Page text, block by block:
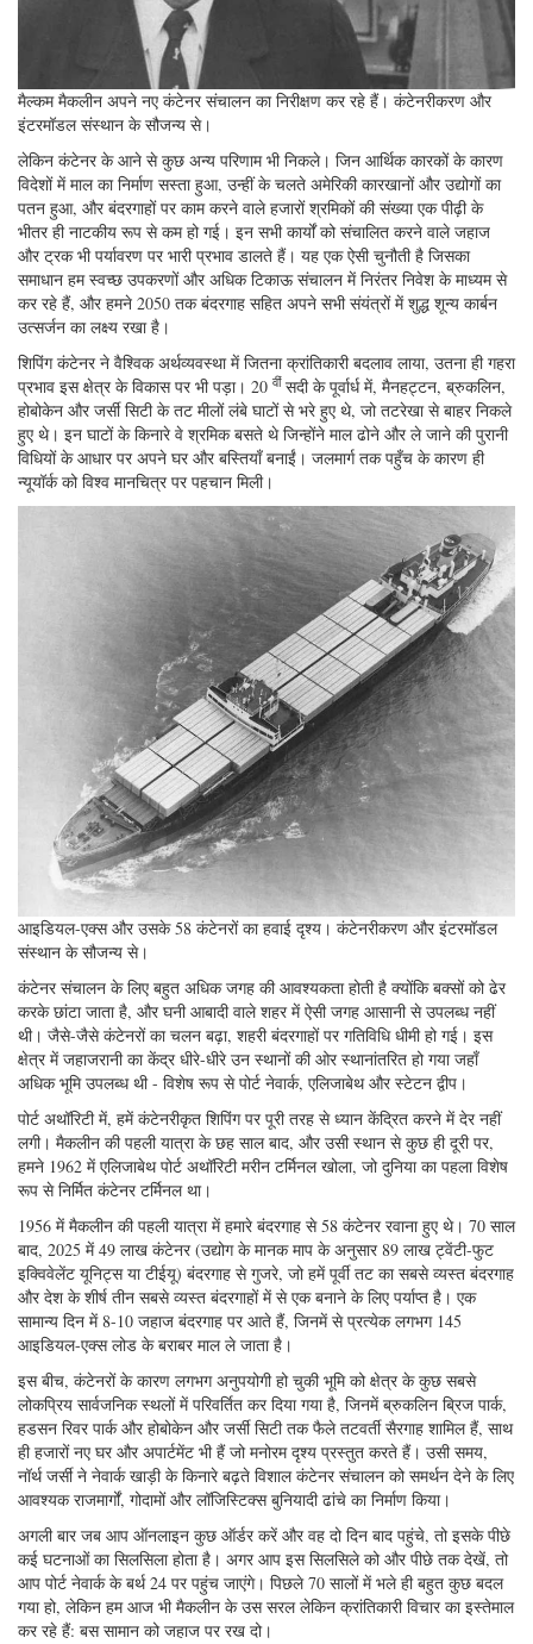
मैल्कम मैकलीन अपने नए कंटेनर संचालन का निरीक्षण कर रहे हैं। कंटेनरीकरण और
इंटरमॉडल संस्थान के सौजन्य से।
लेकिन कंटेनर के आने से कुछ अन्य परिणाम भी निकले। जिन आर्थिक कारकों के कारण
विदेशों में माल का निर्माण सस्ता हुआ, उन्हीं के चलते अमेरिकी कारखानों और उद्योगों का
पतन हुआ, और बंदरगाहों पर काम करने वाले हजारों श्रमिकों की संख्या एक पीढ़ी के
भीतर ही नाटकीय रूप से कम हो गई। इन सभी कार्यों को संचालित करने वाले जहाज
और ट्रक भी पर्यावरण पर भारी प्रभाव डालते हैं। यह एक ऐसी चुनौती है जिसका
समाधान हम स्वच्छ उपकरणों और अधिक टिकाऊ संचालन में निरंतर निवेश के माध्यम से
कर रहे हैं, और हमने 2050 तक बंदरगाह सहित अपने सभी संयंत्रों में शुद्ध शून्य कार्बन
उत्सर्जन का लक्ष्य रखा है।
शिपिंग कंटेनर ने वैश्विक अर्थव्यवस्था में जितना क्रांतिकारी बदलाव लाया, उतना ही गहरा
प्रभाव इस क्षेत्र के विकास पर भी पड़ा। 20 वींसदी के पूर्वार्ध में, मैनहट्टन, ब्रुकलिन,
होबोकेन और जर्सी सिटी के तट मीलों लंबे घाटों से भरे हुए थे, जो तटरेखा से बाहर निकले
हुए थे। इन घाटों के किनारे वे श्रमिक बसते थे जिन्होंने माल ढोने और ले जाने की पुरानी
विधियों के आधार पर अपने घर और बस्तियाँ बनाईं। जलमार्ग तक पहुँच के कारण ही
न्यूयॉर्क को विश्व मानचित्र पर पहचान मिली।
आइडियल-एक्स और उसके 58 कंटेनरों का हवाई दृश्य। कंटेनरीकरण और इंटरमॉडल
संस्थान के सौजन्य से।
कंटेनर संचालन के लिए बहुत अधिक जगह की आवश्यकता होती है क्योंकि बक्सों को ढेर
करके छांटा जाता है, और घनी आबादी वाले शहर में ऐसी जगह आसानी से उपलब्ध नहीं
थी। जैसे-जैसे कंटेनरों का चलन बढ़ा, शहरी बंदरगाहों पर गतिविधि धीमी हो गई। इस
क्षेत्र में जहाजरानी का केंद्र धीरे-धीरे उन स्थानों की ओर स्थानांतरित हो गया जहाँ
अधिक भूमि उपलब्ध थी - विशेष रूप से पोर्ट नेवार्क, एलिजाबेथ और स्टेटन द्वीप।
पोर्ट अथॉरिटी में, हमें कंटेनरीकृत शिपिंग पर पूरी तरह से ध्यान केंद्रित करने में देर नहीं
लगी। मैकलीन की पहली यात्रा के छह साल बाद, और उसी स्थान से कुछ ही दूरी पर,
हमने 1962 में एलिजाबेथ पोर्ट अथॉरिटी मरीन टर्मिनल खोला, जो दुनिया का पहला विशेष
रूप से निर्मित कंटेनर टर्मिनल था।
1956 में मैकलीन की पहली यात्रा में हमारे बंदरगाह से 58 कंटेनर रवाना हुए थे। 70 साल
बाद, 2025 में 49 लाख कंटेनर (उद्योग के मानक माप के अनुसार 89 लाख ट्वेंटी-फुट
इक्विवेलेंट यूनिट्स या टीईयू) बंदरगाह से गुजरे, जो हमें पूर्वी तट का सबसे व्यस्त बंदरगाह
और देश के शीर्ष तीन सबसे व्यस्त बंदरगाहों में से एक बनाने के लिए पर्याप्त है। एक
सामान्य दिन में 8-10 जहाज बंदरगाह पर आते हैं, जिनमें से प्रत्येक लगभग 145
आइडियल-एक्स लोड के बराबर माल ले जाता है।
इस बीच, कंटेनरों के कारण लगभग अनुपयोगी हो चुकी भूमि को क्षेत्र के कुछ सबसे
लोकप्रिय सार्वजनिक स्थलों में परिवर्तित कर दिया गया है, जिनमें ब्रुकलिन ब्रिज पार्क,
हडसन रिवर पार्क और होबोकेन और जर्सी सिटी तक फैले तटवर्ती सैरगाह शामिल हैं, साथ
ही हजारों नए घर और अपार्टमेंट भी हैं जो मनोरम दृश्य प्रस्तुत करते हैं। उसी समय,
नॉर्थ जर्सी ने नेवार्क खाड़ी के किनारे बढ़ते विशाल कंटेनर संचालन को समर्थन देने के लिए
आवश्यक राजमार्गों, गोदामों और लॉजिस्टिक्स बुनियादी ढांचे का निर्माण किया।
अगली बार जब आप ऑनलाइन कुछ ऑर्डर करें और वह दो दिन बाद पहुंचे, तो इसके पीछे
कई घटनाओं का सिलसिला होता है। अगर आप इस सिलसिले को और पीछे तक देखें, तो
आप पोर्ट नेवार्क के बर्थ 24 पर पहुंच जाएंगे। पिछले 70 सालों में भले ही बहुत कुछ बदल
गया हो, लेकिन हम आज भी मैकलीन के उस सरल लेकिन क्रांतिकारी विचार का इस्तेमाल
कर रहे हैं: बस सामान को जहाज पर रख दो।